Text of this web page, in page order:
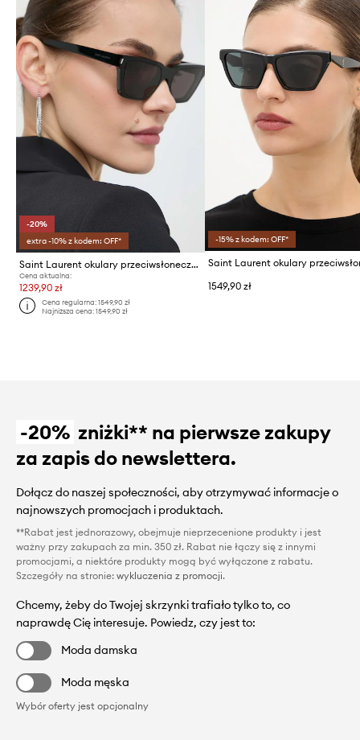
-20%
extra -10% z kodem: OFF*
Saint Laurent okulary przeciwsłoneczne CALISTA
Cena aktualna:
1239,90 zł
Cena regularna:1549,90 zł
Najniższa cena:1549,90 zł
-15% z kodem: OFF*
1549,90 zł
-20% zniżki** na pierwsze zakupy
za zapis do newslettera.
Dołącz do naszej społeczności, aby otrzymywać informacje o
najnowszych promocjach i produktach.
**Rabat jest jednorazowy, obejmuje nieprzecenione produkty i jest
ważny przy zakupach za min. 350 zł. Rabat nie łączy się z innymi
promocjami, a niektóre produkty mogą być wyłączone z rabatu.
Szczegóły na stronie: wykluczenia z promocji.
Chcemy, żeby do Twojej skrzynki trafiało tylko to, co
naprawdę Cię interesuje. Powiedz, czy jest to:
Moda damska
Moda męska
Wybór oferty jest opcjonalny